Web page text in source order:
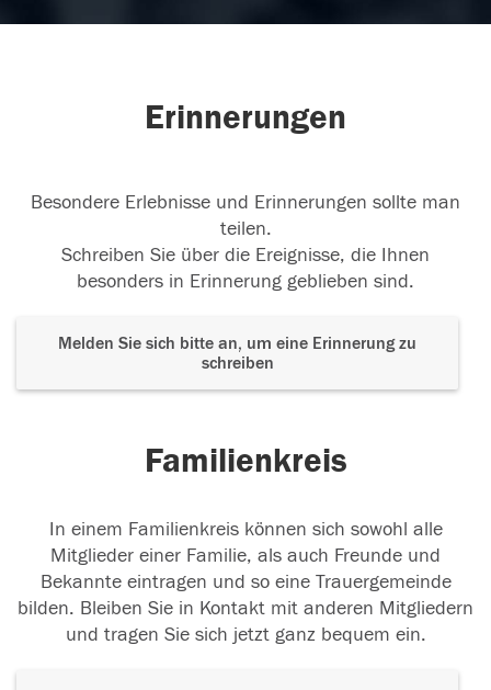
Erinnerungen
Besondere Erlebnisse und Erinnerungen sollte man
teilen.
Schreiben Sie über die Ereignisse, die Ihnen
besonders in Erinnerung geblieben sind.
Melden Sie sich bitte an, um eine Erinnerung zu
schreiben
Familienkreis
In einem Familienkreis können sich sowohl alle
Mitglieder einer Familie, als auch Freunde und
Bekannte eintragen und so eine Trauergemeinde
bilden. Bleiben Sie in Kontakt mit anderen Mitgliedern
und tragen Sie sich jetzt ganz bequem ein.